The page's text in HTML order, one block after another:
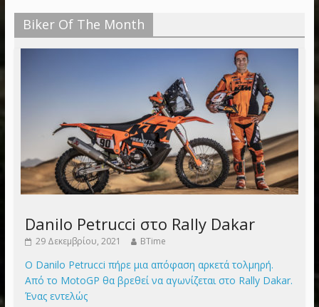
Biker Of The Month
Danilo Petrucci στο Rally Dakar
29 Δεκεμβρίου, 2021 BTime
Ο Danilo Petrucci πήρε μια απόφαση αρκετά τολμηρή.
Από το MotoGP θα βρεθεί να αγωνίζεται στο Rally Dakar.
Ένας εντελώς